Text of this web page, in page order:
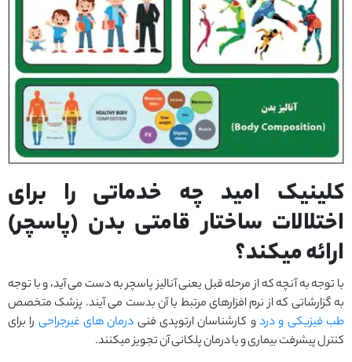
کلینیک امید چه خدماتی را برای
اختلالات ساختار قامتی بدن (پاسچر)
ارائه میکند؟
با توجه به آنچه که از مرحله قبل یعنی آنالیز پاسچر به دست می آید، و با توجه
به گزارشاتی که از نرم افزارهای مرتبط با آن بدست می آیند. پزشک متخصص
طب فیزیکی و دردو کارشناسان ارتوپدی فنی درمان های غیرجراحی را برای
کنترل پیشرفت بیماری و یا درمان پلکانی آن تجویز میکنند.